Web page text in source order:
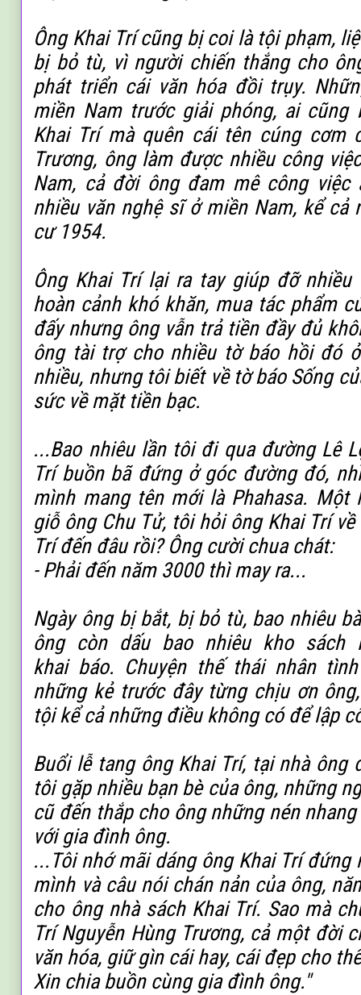
Ông Khai Trí cũng bị coi là tội phạm,
bị bỏ tù, vì người chiến thắng cho
phát triển cái văn hóa đồi trụy.
miền Nam trước giải phóng, ai cũng
Khai Trí mà quên cái tên cúng cơm
Trương, ông làm được nhiều công
Nam, cả đời ông đam mê công việc
nhiều văn nghệ sĩ ở miền Nam, kể cả
cư 1954.
Ông Khai Trí lại ra tay giúp đỡ
hoàn cảnh khó khăn, mua tác phẩm
đấy nhưng ông vẫn trả tiền đầy đủ
ông tài trợ cho nhiều tờ báo hồi đó
nhiều, nhưng tôi biết về tờ báo Sống
sức về mặt tiền bạc.
...Bao nhiêu lần tôi đi qua đường Lê
Trí buồn bã đứng ở góc đường đó,
mình mang tên mới là Phahasa. Một
giỗ ông Chu Tử, tôi hỏi ông Khai Trí
Trí đến đâu rồi? Ông cười chua chát:
- Phải đến năm 3000 thì may ra...
Ngày ông bị bắt, bị bỏ tù, bao nhiêu
ông còn dấu bao nhiêu kho sách
khai báo. Chuyện thế thái nhân
những kẻ trước đây từng chịu ơn
tội kể cả những điều không có để lập
Buổi lễ tang ông Khai Trí, tại nhà ông
tôi gặp nhiều bạn bè của ông, những
cũ đến thắp cho ông những nén
với gia đình ông.
...Tôi nhớ mãi dáng ông Khai Trí
mình và câu nói chán nản của ông,
cho ông nhà sách Khai Trí. Sao mà
Trí Nguyễn Hùng Trương, cả một đời
văn hóa, giữ gìn cái hay, cái đẹp cho
Xin chia buồn cùng gia đình ông."